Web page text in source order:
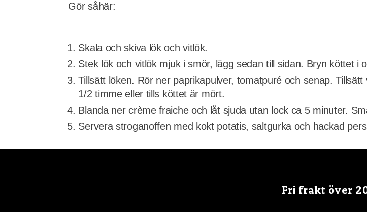
Gör såhär:
Skala och skiva lök och vitlök.
Stek lök och vitlök mjuk i smör, lägg sedan till sidan. Bryn köttet i
Tillsätt löken. Rör ner paprikapulver, tomatpuré och senap.
1/2 timme eller tills köttet är mört.
Blanda ner crème fraiche och låt sjuda utan lock ca 5 minuter.
Servera stroganoffen med kokt potatis, saltgurka och hackad
Fri frakt över